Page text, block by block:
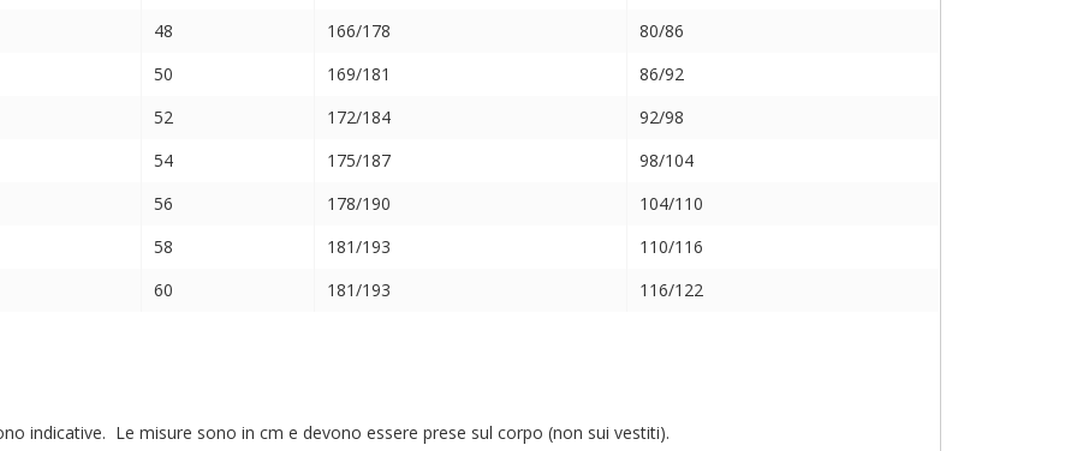
48 166/178
80/86
50 169/181
86/92
52 172/184
92/98
54 175/187
98/104
56 178/190
104/110
58 181/193
110/116
60 181/193 116/122
indicative. Le misure sono in cm e devono essere prese sul corpo (non sui vestiti).